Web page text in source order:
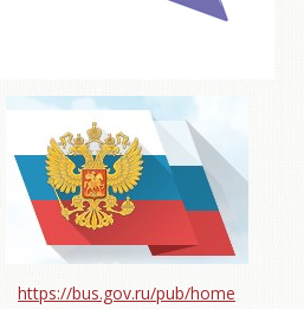
https://bus.gov.ru/pub/home